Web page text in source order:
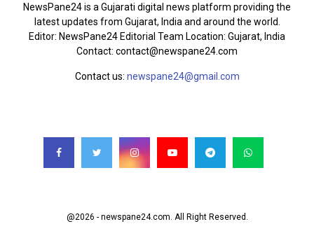
NewsPane24 is a Gujarati digital news platform providing the
latest updates from Gujarat, India and around the world.
Editor: NewsPane24 Editorial Team Location: Gujarat, India
Contact: contact@newspane24.com
Contact us: newspane24@gmail.com
@2026 - newspane24.com. All Right Reserved.